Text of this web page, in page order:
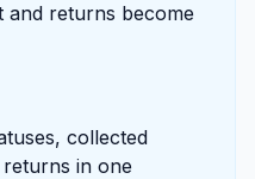
and returns become
collected
in one